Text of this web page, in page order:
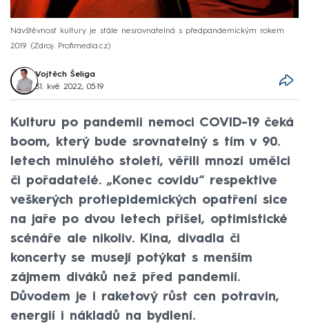
Návštěvnost kultury je stále nesrovnatelná s předpandemickým rokem
2019.
Zdroj: Profimedia.cz
Vojtěch Šeliga
31. kvě 2022, 05:19
Kulturu po pandemii nemoci COVID-19 čeká
boom, který bude srovnatelný s tím v 90.
letech minulého století, věřili mnozí umělci
či pořadatelé. „Konec covidu“ respektive
veškerých protiepidemických opatření sice
na jaře po dvou letech přišel, optimistické
scénáře ale nikoliv. Kina, divadla či
koncerty se musejí potýkat s menším
zájmem diváků než před pandemií.
Důvodem je i raketový růst cen potravin,
energií i nákladů na bydlení.